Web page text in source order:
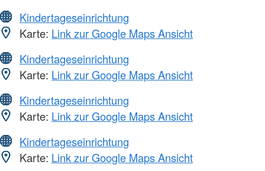
Kindertageseinrichtung
Karte: Link zur Google Maps Ansicht
Kindertageseinrichtung
Karte: Link zur Google Maps Ansicht
Kindertageseinrichtung
Karte: Link zur Google Maps Ansicht
Kindertageseinrichtung
Karte: Link zur Google Maps Ansicht